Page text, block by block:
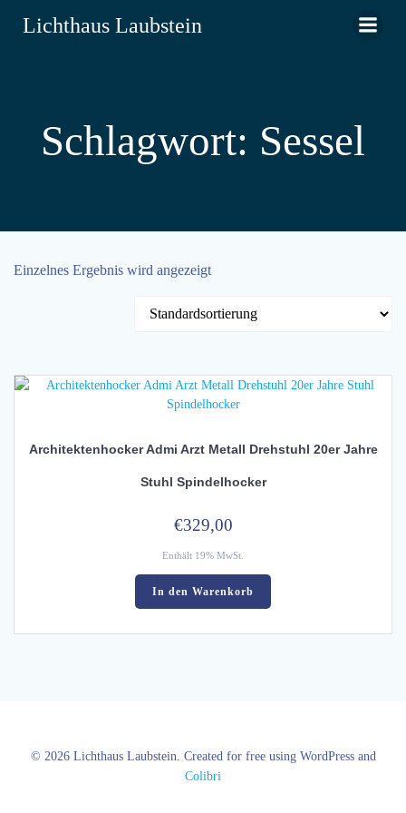
Lichthaus Laubstein
Schlagwort: Sessel
Einzelnes Ergebnis wird angezeigt
Architektenhocker Admi Arzt Metall Drehstuhl 20er Jahre
Stuhl Spindelhocker
€329,00
Enthält 19% MwSt.
In den Warenkorb
© 2026 Lichthaus Laubstein. Created for free using WordPress and
Colibri